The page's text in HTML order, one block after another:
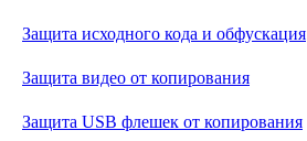
Защита исходного кода и обфускация
Защита видео от копирования
Защита USB флешек от копирования